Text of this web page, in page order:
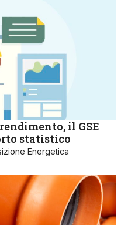
il GSE
statistico
Energetica